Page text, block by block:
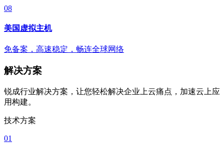
08
美国虚拟主机
免备案，高速稳定，畅连全球网络
解决方案
锐成行业解决方案，让您轻松解决企业上云痛点，加速云上应
用构建。
技术方案
01